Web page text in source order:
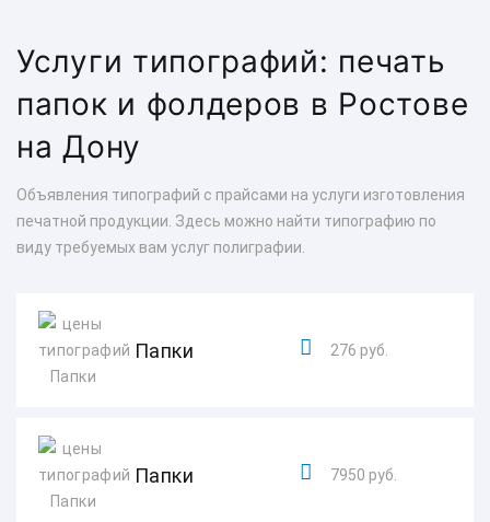
Услуги типографий: печать
папок и фолдеров в Ростове
на Дону
Объявления типографий с прайсами на услуги изготовления
печатной продукции. Здесь можно найти типографию по
виду требуемых вам услуг полиграфии.
Папки 276 руб.
Папки 7950 руб.